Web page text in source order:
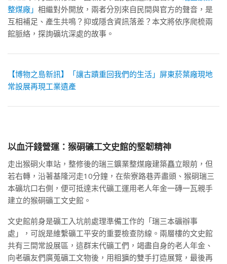
整煤廠」 相繼對外開放，兩者分別來自民間與官方的聲音，是
互相補足、產生共鳴？抑或隱含資訊落差？本文將依序爬梳兩
館脈絡，探詢礦坑深處的故事。
【博物之島新訊】「讓古蹟重回我們的生活」屏東菸葉廠現地
常設展再現工業遺產
以血汗錢營運：猴硐礦工文史館的堅韌精神
走出猴硐火車站，整修後的瑞三鑛業整煤廠建築矗立眼前，但
若右轉，沿著基隆河走10分鐘，在柴寮路巷弄盡頭、猴硐瑞三
本礦坑口右側，便可抵達末代礦工運用老人年金一磚一瓦親手
建立的猴硐礦工文史館。
文史館前身是礦工入坑前處理準備工作的「瑞三本礦辦事
處」，可說是維繫礦工平安的重要檢查防線。兩層樓的文史館
共有三間常設展區，這群末代礦工們，竭盡自身的老人年金、
向老礦友們廣蒐礦工文物後，用粗獷的雙手打造展覽，最後再